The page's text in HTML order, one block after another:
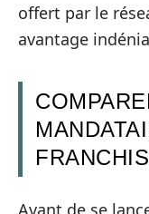
offert par le
avantage
Avant de se